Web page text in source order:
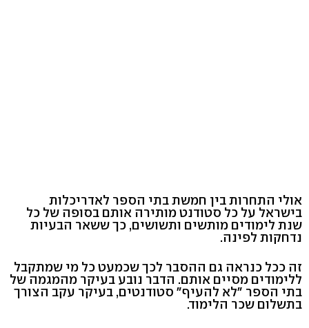
אולי התחרות בין חמשת בתי הספר לאדריכלות
בישראל על כל סטודנט מותירה אותם בסופה של כל
שנת לימודים מותשים ותשושים, כך ששאר הבעיות
נדחקות לפינה.
זה ככל כנראה גם ההסבר לכך שכמעט כל מי שמתקבל
ללימודים מסיים אותם. הדבר נובע בעיקר מהמגמה של
בתי הספר "לא להעיף" סטודנטים, בעיקר עקב הצורך
בתשלום שכר הלימוד.